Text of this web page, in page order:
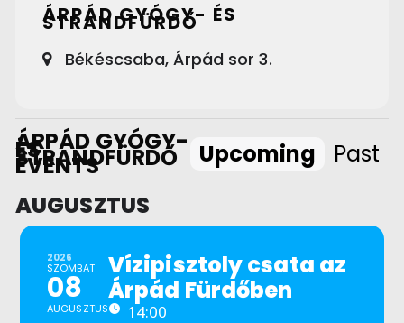
ÁRPÁD GYÓGY- ÉS
STRANDFÜRDŐ
Békéscsaba, Árpád sor 3.
ÁRPÁD GYÓGY-
ÉS
STRANDFÜRDŐ
EVENTS Upcoming
Past
AUGUSZTUS
2026
SZOMBAT
08
AUGUSZTUS
Vízipisztoly csata az
Árpád Fürdőben
14:00